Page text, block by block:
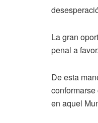
La gran
penal a
De esta
en aquel